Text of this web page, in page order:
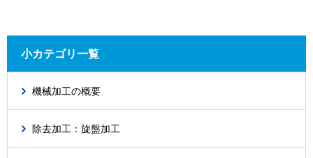
小カテゴリ一覧
機械加工の概要
除去加工：旋盤加工